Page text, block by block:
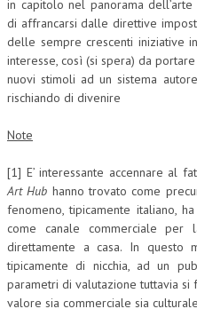
in capitolo nel panorama
di affrancarsi dalle direttive
delle sempre crescenti iniziative
interesse, così (si spera) da
nuovi stimoli ad un sistema
rischiando di divenire
Note
[1] E’ interessante accennare al
Art Hub hanno trovato come
fenomeno, tipicamente italiano,
come canale commerciale per
direttamente a casa. In
tipicamente di nicchia, ad un
parametri di valutazione tuttavia si
valore sia commerciale sia